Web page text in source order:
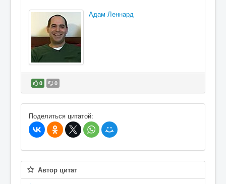
Адам Леннард
0 0
В избранное
Поделиться цитатой:
Автор цитат